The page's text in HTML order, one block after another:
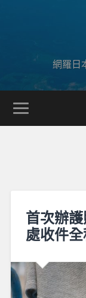
網羅日
首次辦
處收件